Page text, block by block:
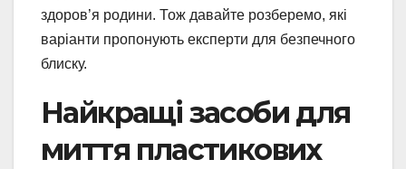
здоров’я родини. Тож давайте розберемо, які
варіанти пропонують експерти для безпечного
блиску.
Найкращі засоби для
миття пластикових